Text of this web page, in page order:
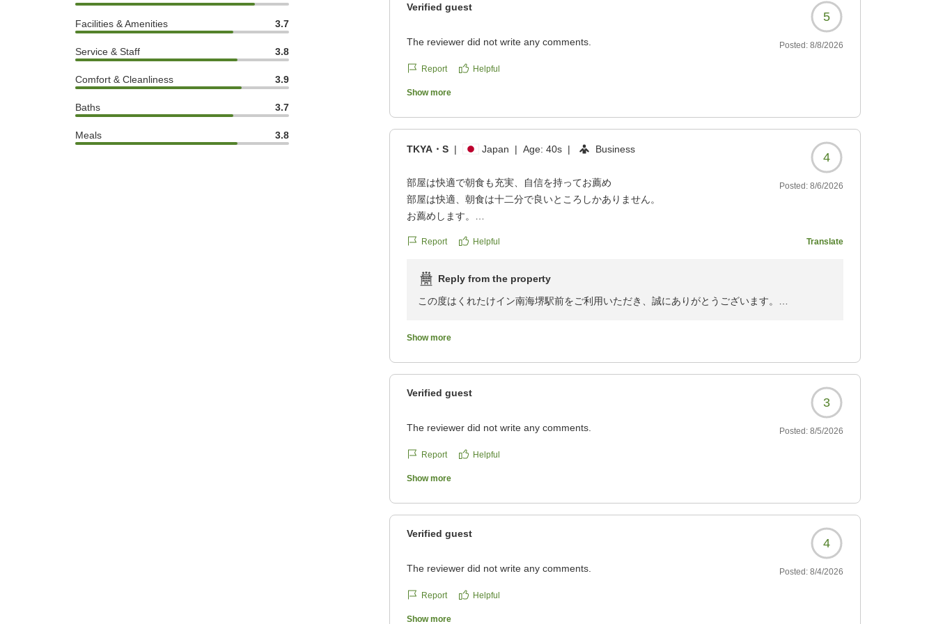
Facilities & Amenities 3.7
Service & Staff 3.8
Comfort & Cleanliness 3.9
Baths 3.7
Meals 3.8
Verified guest
5
The reviewer did not write any comments. Posted: 8/8/2026
Report Helpful
Show more
TKYA・S | Japan | Age:40s | Business
4
部屋は快適で朝食も充実、自信を持ってお薦め
部屋は快適、朝食は十二分で良いところしかありません。
お薦めします。
https://review.travel.rakuten.co.jp/hotel/voice/167871?
Posted: 8/6/2026
Report Helpful Translate
Reply from the property
この度はくれたけイン南海堺駅前をご利用いただき、誠にありがとうございます。
お部屋で快適にお過ごしいただけたこと、また朝食にもご満足いただけたとのお言葉を大変嬉
これからも皆様に快適なご滞在をご提供できるよう、サービスの向上に努めてまいります。ま
この度はお忙しい中、口コミにご投稿いただき誠にありがとうございました。
Show more
Verified guest
3
The reviewer did not write any comments. Posted: 8/5/2026
Report Helpful
Show more
Verified guest
4
The reviewer did not write any comments. Posted: 8/4/2026
Report Helpful
Show more